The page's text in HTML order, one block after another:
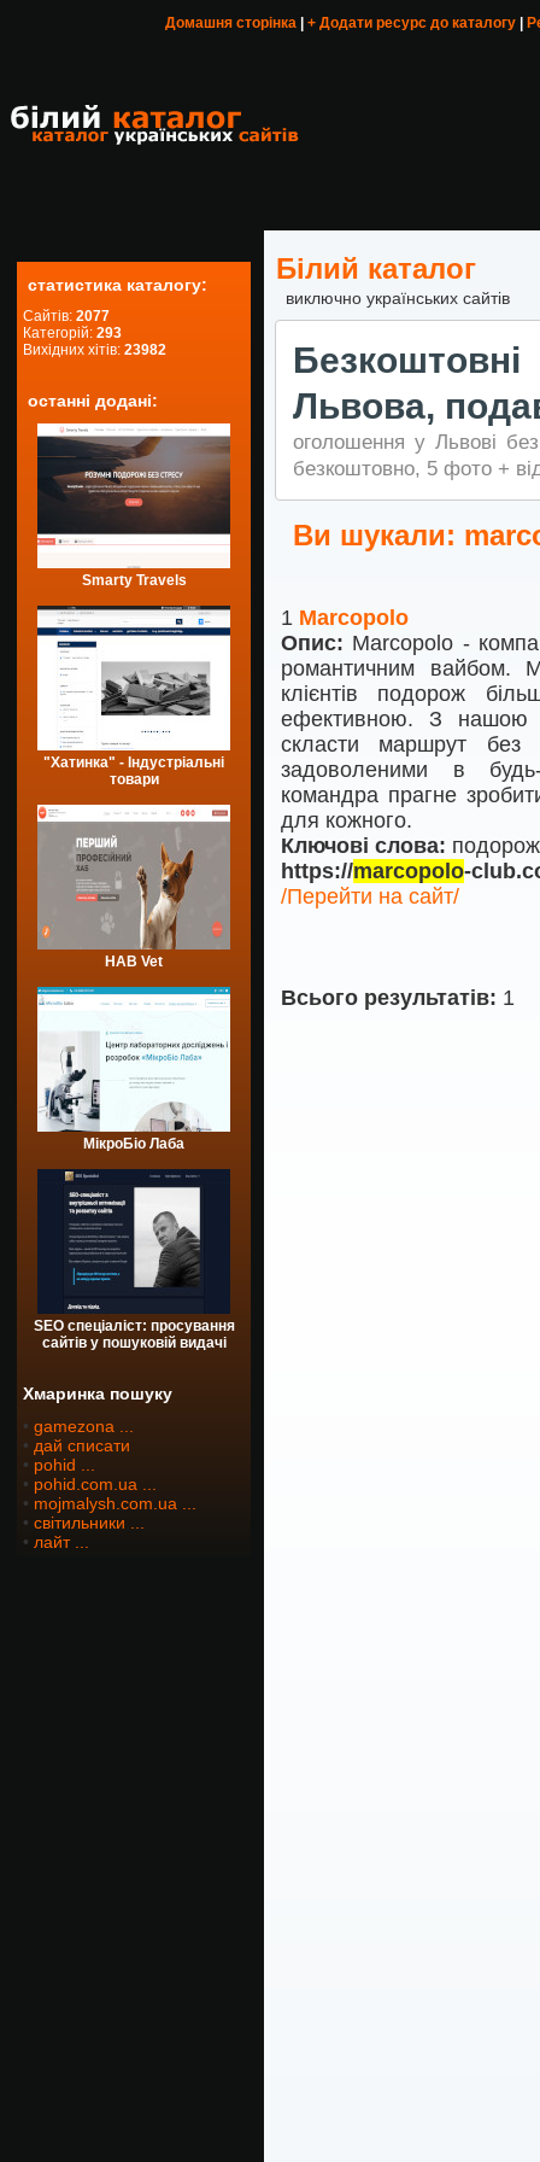
Домашня сторінка| + Додати ресурс до каталогу|
статистика каталогу:
Сайтів: 2077
Категорій: 293
Вихідних хітів: 23982
останні додані:
Smarty Travels
"Хатинка" - Індустріальні
товари
HAB Vet
МікроБіо Лаба
SEO спеціаліст: просування
сайтів у пошуковій видачі
Хмаринка пошуку
• gamezona ...
• дай списати
• pohid ...
• pohid.com.ua ...
• mojmalysh.com.ua ...
• світильники ...
• лайт ...
Білий каталог
виключно українських сайтів
Львова,
оголошення у Львові
безкоштовно, 5 фото +
Ви шукали:
1 Marcopolo
Опис: Marcopolo -
романтичним вайбом.
клієнтів подорож
ефективною. З нашою
скласти маршрут без
задоволеними в
командра прагне
для кожного.
Ключові слова:
https://marcopolo-
/Перейти на сайт/
Всього результатів: 1